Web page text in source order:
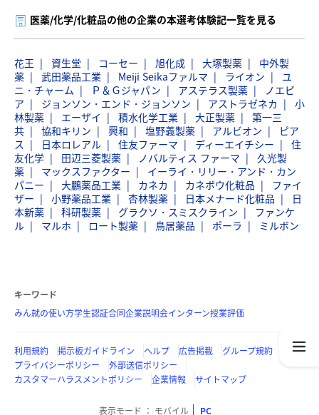
医薬/化学/化粧品の他の企業の本選考体験記一覧を見る
花王 資生堂 コーセー 旭化成 大塚製薬
中外製
薬
武田薬品工業 Meiji Seikaファルマ ライオン
ユ
ニ・チャーム
Ｐ＆Ｇジャパン アステラス製薬
ノエビ
ア
ジョンソン・エンド・ジョンソン アストラゼネカ
小
林製薬
エーザイ 積水化学工業 大正製薬
第一三
共
協和キリン 興和 塩野義製薬 アルビオン
ピア
ス
日本ロレアル 住友ファーマ ディーエイチシー
住
友化学
田辺三菱製薬 ノバルティス ファーマ
久光製
薬
マックスファクター
イーライ・リリー・アンド・カン
パニー
大鵬薬品工業 カネカ カネボウ化粧品
ファイ
ザー
小野薬品工業 杏林製薬 日本メナード化粧品
日
本新薬
科研製薬 グラクソ・スミスクライン
ファンケ
ル
マルホ ロート製薬 鳥居薬品 ポーラ ミルボン
キーワード
みん就の使い方学生認証合同企業説明会インターン授業評価
利用規約 掲示板ガイドライン ヘルプ 広告掲載
グループ規約
プライバシーポリシー
外部送信ポリシー
カスタマーハラスメントポリシー
企業情報 サイトマップ
表示モード モバイル PC